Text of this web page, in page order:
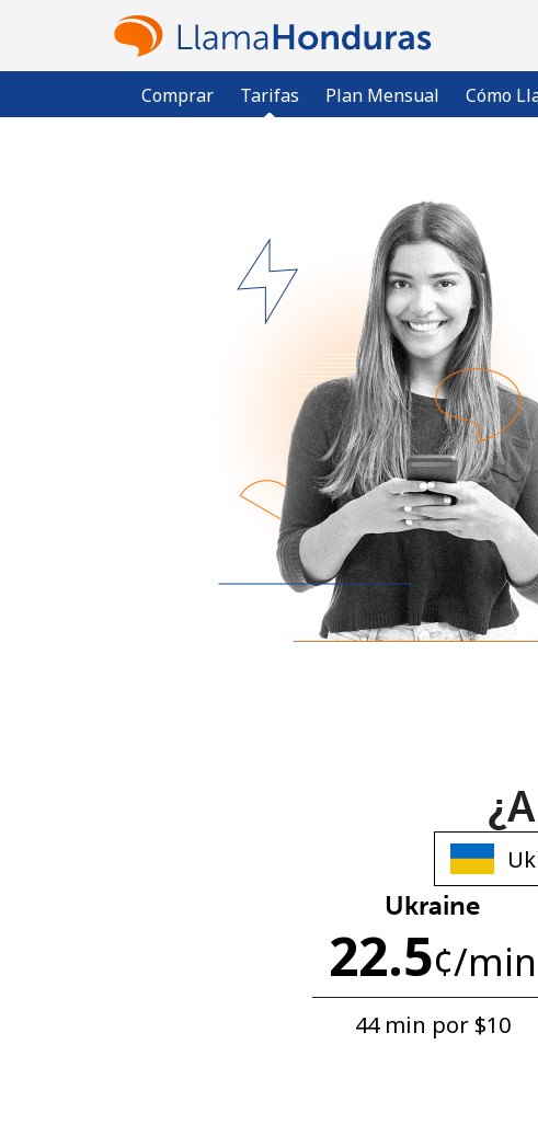
Comprar Tarifas Plan Mensual Cómo
Ukraine
22.5¢/min
44 min por ⁦$10⁩